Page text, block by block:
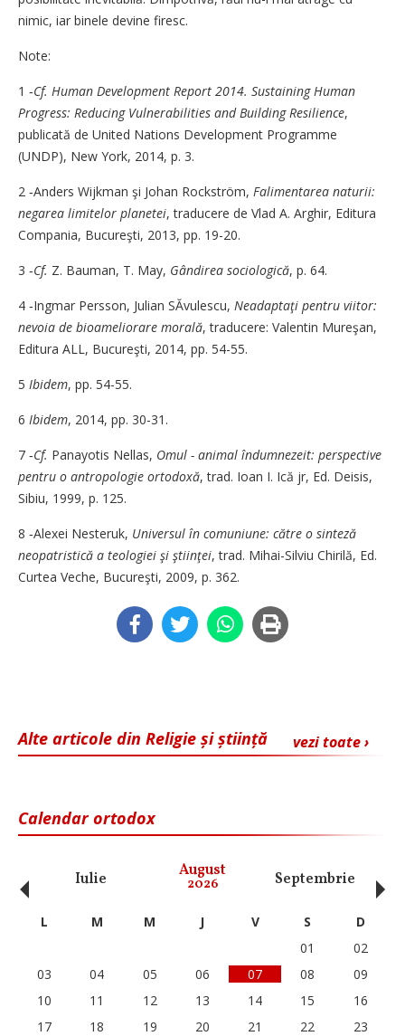
nimic, iar binele devine firesc.
Note:
1 ‑Cf. Human Development Re­port 2014. Sustaining Hu­man
Progress: Reducing Vul­nerabilities and Buil­ding Resilience,
publicată de United Nations De­ve­lop­ment Programme
(UNDP), New York, 2014, p. 3.
2 ‑Anders Wijkman şi Johan Rockström, Falimentarea na­­turii:
negarea limitelor pla­­­netei, traducere de Vlad A. Arghir, Editura
Com­­pa­nia, Bucureşti, 2013, pp. 19-20.
3 ‑Cf. Z. Bauman, T. May, Gân­direa sociologică, p. 64.
4 ‑Ingmar Persson, Julian SĂ­vu­lescu, Neadaptaţi pen­­tru vi­itor:
nevoia de bi­oa­­me­lio­ra­re morală, tradu­ce­re: Va­len­­tin Mureşan,
E­di­tura ALL, Bucureşti, 2014, pp. 54-55.
5 Ibidem, pp. 54-55.
6 Ibidem, 2014, pp. 30-31.
7 ‑Cf. Panayotis Nellas, O­mul - animal îndumnezeit: per­spective
pentru o antro­po­logie ortodoxă, trad. Ioan I. Ică jr, Ed. Deisis,
Sibiu, 1999, p. 125.
8 ‑Alexei Nesteruk, Univer­sul în comuniune: către o sin­te­ză
neopatristică a teo­lo­­giei şi ştiinţei, trad. ­Mi­hai-Silviu Chi­rilă, Ed.
Cur­tea Veche, Bu­cureşti, 2009, p. 362.
vezi toate ›
Alte articole din Religie și știință
Calendar ortodox
Iulie August
2026 Septembrie
‹ L M M J V S
D
01
02
03
04 05 06 07 08
09
10
11 12 13 14 15
16
17
18 19 20 21 22
23